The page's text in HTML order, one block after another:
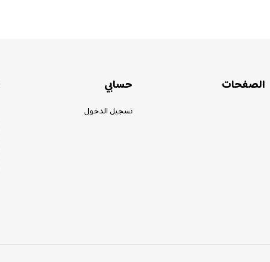
الصفحات حسابي
تسجيل الدخول